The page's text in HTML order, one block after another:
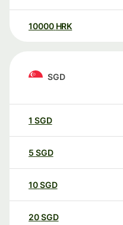
10000 HRK
SGD
1 SGD
5 SGD
10SGD
20SGD